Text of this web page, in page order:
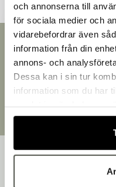
och annonserna till
för sociala medier och
vidarebefordrar även
information från din
annons- och
Dessa kan i sin tur
information som du har
Snabb leverans
Leverans inom 3-5
Brett sortiment
Över 30 000
Designat och
Handlar du som
Fortsätt